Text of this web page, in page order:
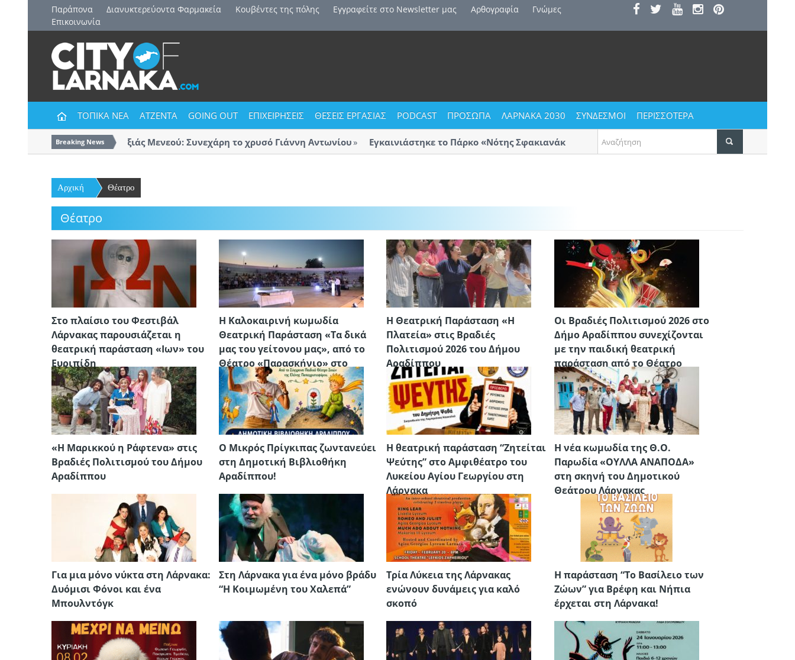
Παράπονα Διανυκτερεύοντα Φαρμακεία Kουβέντες της πόλης Εγγραφείτε στο Newsletter μας Αρθογραφία
Γνώμες
Επικοινωνία
ΤΟΠΙΚΑ ΝΕΑ ΑΤΖΕΝΤΑ GOING OUT ΕΠΙΧΕΙΡΗΣΕΙΣ ΘΕΣΕΙΣ ΕΡΓΑΣΙΑΣ PODCAST ΠΡΟΣΩΠΑ ΛΑΡΝΑΚΑ 2030 ΣΥΝΔΕΣΜΟΙ ΠΕΡΙΣΣΟΤΕΡΑ
Breaking News
Δήμος Δρομολαξιάς Μενεού: Συνεχάρη το χρυσό Γιάννη Αντωνίου Εγκαινιάστηκε το Πάρκο «Νότης Σφακιανάκης» στην Πύλα
Η κατοικία ως κοινωνικό αγαθό |
το Α’ βραβείο για προσιτή στέγη
Αρχική Θέατρο
Θέατρο
Στο πλαίσιο του Φεστιβάλ
Λάρνακας παρουσιάζεται η
θεατρική παράσταση «Ιων» του
Ευριπίδη
Η Καλοκαιρινή κωμωδία
Θεατρική Παράσταση «Τα δικά
μας του γείτονου μας», από το
Θέατρο «Παρασκήνιο» στο
Δημοτικό Αμφιθέατρο
Δρομολαξιάς – Μενεού
H Θεατρική Παράσταση «Η
Πλατεία» στις Βραδιές
Πολιτισμού 2026 του Δήμου
Αραδίππου
Οι Βραδιές Πολιτισμού 2026 στο
Δήμο Αραδίππου συνεχίζονται
με την παιδική θεατρική
παράσταση από το Θέατρο
Piccolo «Μια φορά και… μια
χώρα»
«Η Μαρικκού η Ράφτενα» στις
Βραδιές Πολιτισμού του Δήμου
Αραδίππου
Ο Μικρός Πρίγκιπας ζωντανεύει
στη Δημοτική Βιβλιοθήκη
Αραδίππου!
Η θεατρική παράσταση “Ζητείται
Ψεύτης” στο Αμφιθέατρο του
Λυκείου Αγίου Γεωργίου στη
Λάρνακα
Η νέα κωμωδία της Θ.Ο.
Παρωδία «OYΛΛΑ ΑΝΑΠΟΔΑ»
στη σκηνή του Δημοτικού
Θεάτρου Λάρνακας
Για μια μόνο νύκτα στη Λάρνακα:
Δυόμισι Φόνοι και ένα
Μπουλντόγκ
Στη Λάρνακα για ένα μόνο βράδυ
“Η Κοιμωμένη του Χαλεπά”
Τρία Λύκεια της Λάρνακας
ενώνουν δυνάμεις για καλό
σκοπό
Η παράσταση “Το Βασίλειο των
Ζώων” για Βρέφη και Νήπια
έρχεται στη Λάρνακα!